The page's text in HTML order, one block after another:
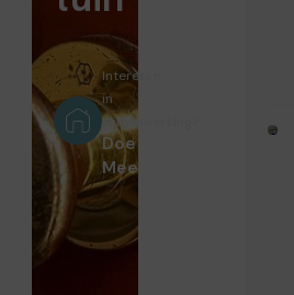
Interesse
in
samenwerking?
Doe
Mee!